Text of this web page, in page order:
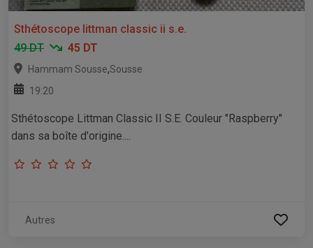
Sthétoscope littman classic ii s.e.
49 DT
45 DT
Hammam Sousse,Sousse
19:20
Sthétoscope Littman Classic II S.E. Couleur "Raspberry"
dans sa boîte d'origine....
Autres